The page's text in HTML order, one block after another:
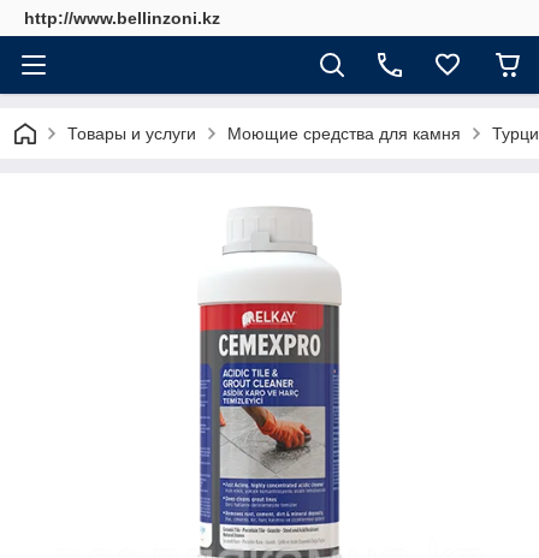
http://www.bellinzoni.kz
Товары и услуги Моющие средства для камня